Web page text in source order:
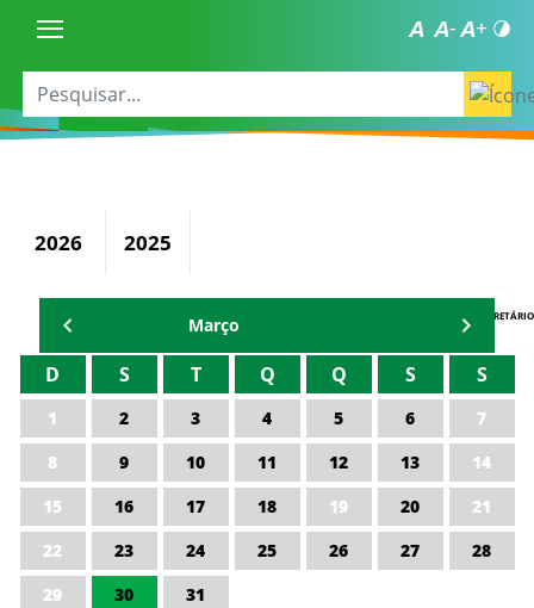
2026 2025
AGENDA DO SECRETÁRIO
Março
D S T Q Q S S
1 2 3 4 5 6
7
8
9 10 11 12 13
14
15
16 17 18 19 20
21
22
23 24 25 26 27
28
29
30 31